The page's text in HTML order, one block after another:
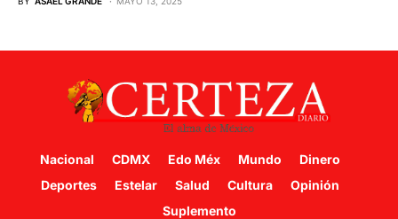
Nacional CDMX Edo Méx Mundo
Dinero
Deportes
Estelar Salud Cultura
Opinión
Suplemento